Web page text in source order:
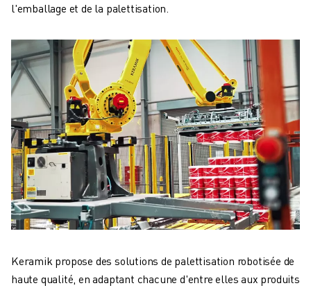
l'emballage et de la palettisation.
Keramik propose des solutions de palettisation robotisée de
haute qualité, en adaptant chacune d'entre elles aux produits